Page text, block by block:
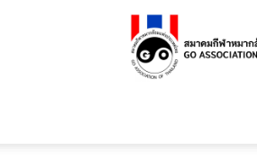
สมาคม
กีฬา
หมาก
ล้อม